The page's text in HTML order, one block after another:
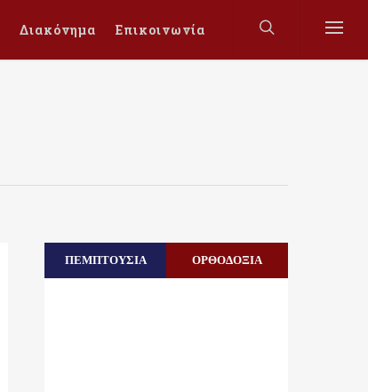
Διακόνημα Επικοινωνία
ΠΕΜΠΤΟΥΣΙΑ ΟΡΘΟΔΟΞΙΑ